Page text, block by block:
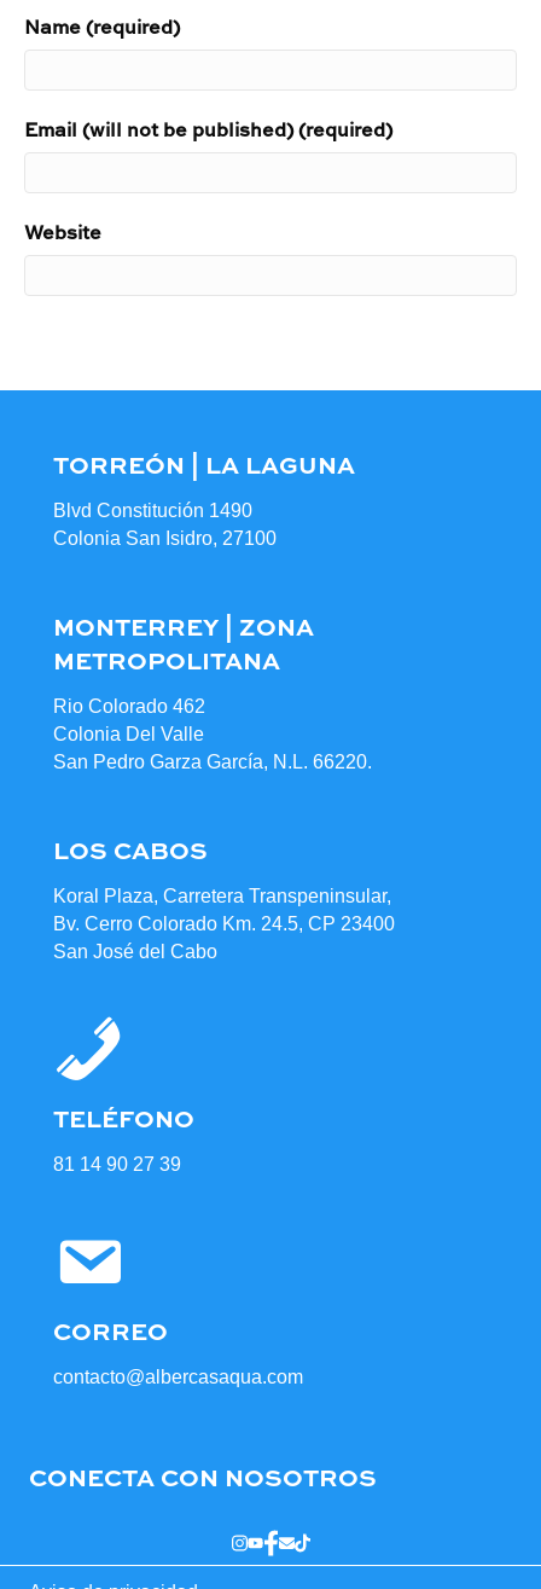
Name (required)
Email (will not be published) (required)
Website
TORREÓN | LA LAGUNA
Blvd Constitución 1490
Colonia San Isidro, 27100
MONTERREY | ZONA
METROPOLITANA
Rio Colorado 462
Colonia Del Valle
San Pedro Garza García, N.L. 66220.
LOS CABOS
Koral Plaza, Carretera Transpeninsular,
Bv. Cerro Colorado Km. 24.5, CP 23400
San José del Cabo
TELÉFONO
81 14 90 27 39
CORREO
contacto@albercasaqua.com
CONECTA CON NOSOTROS